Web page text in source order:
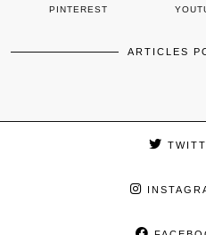
PINTEREST
ARTICLES